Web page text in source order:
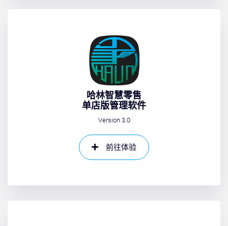
哈林智慧零售
单店版管理软件
Version 3.0
前往体验